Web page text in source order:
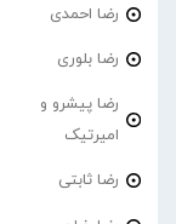
رضا احمدی
رضا بلوری
رضا پیشرو و
امیرتیک
رضا ثابتی